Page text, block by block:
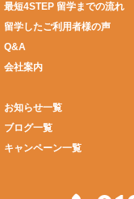
最短4STEP 留学までの流れ
留学したご利用者様の声
Q&A
会社案内
お知らせ一覧
ブログ一覧
キャンペーン一覧